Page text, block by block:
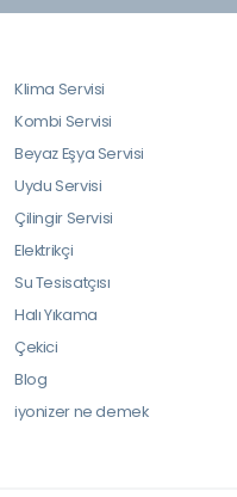
Klima Servisi
Kombi Servisi
Beyaz Eşya Servisi
Uydu Servisi
Çilingir Servisi
Elektrikçi
Su Tesisatçısı
Halı Yıkama
Çekici
Blog
iyonizer ne demek